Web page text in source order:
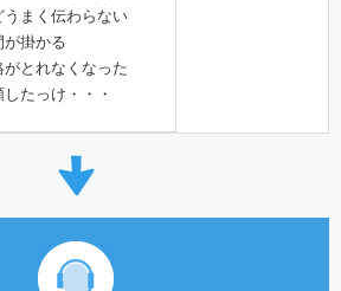
まく伝わらない
が掛かる
とれなくなった
たっけ・・・